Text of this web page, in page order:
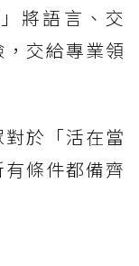
將語言、交
交給專業領
於「活在當
條件都備齊